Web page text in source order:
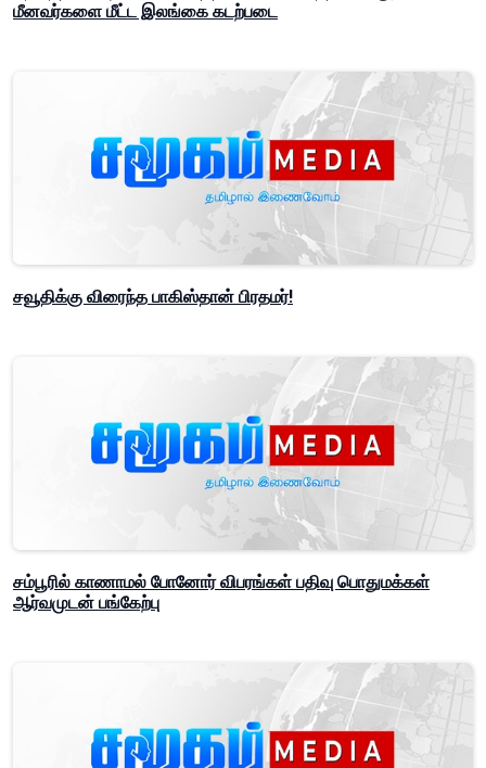
மீனவர்களை மீட்ட இலங்கை கடற்படை
சவூதிக்கு விரைந்த பாகிஸ்தான் பிரதமர்!
சம்பூரில் காணாமல் போனோர் விபரங்கள் பதிவு பொதுமக்கள்
ஆர்வமுடன் பங்கேற்பு